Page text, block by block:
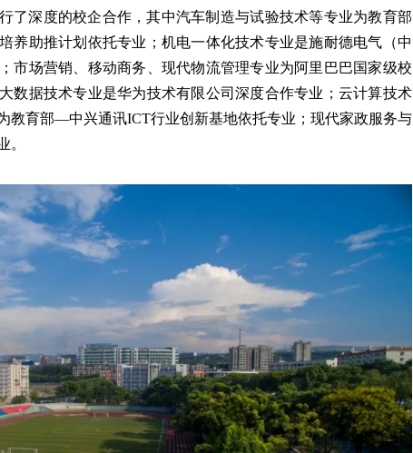
了深度的校企合作，其中汽车制造与试验技术等专业为教育部
养助推计划依托专业；机电一体化技术专业是施耐德电气（中
市场营销、移动商务、现代物流管理专业为阿里巴巴国家级校
数据技术专业是华为技术有限公司深度合作专业；云计算技术
教育部—中兴通讯ICT行业创新基地依托专业；现代家政服务与
。